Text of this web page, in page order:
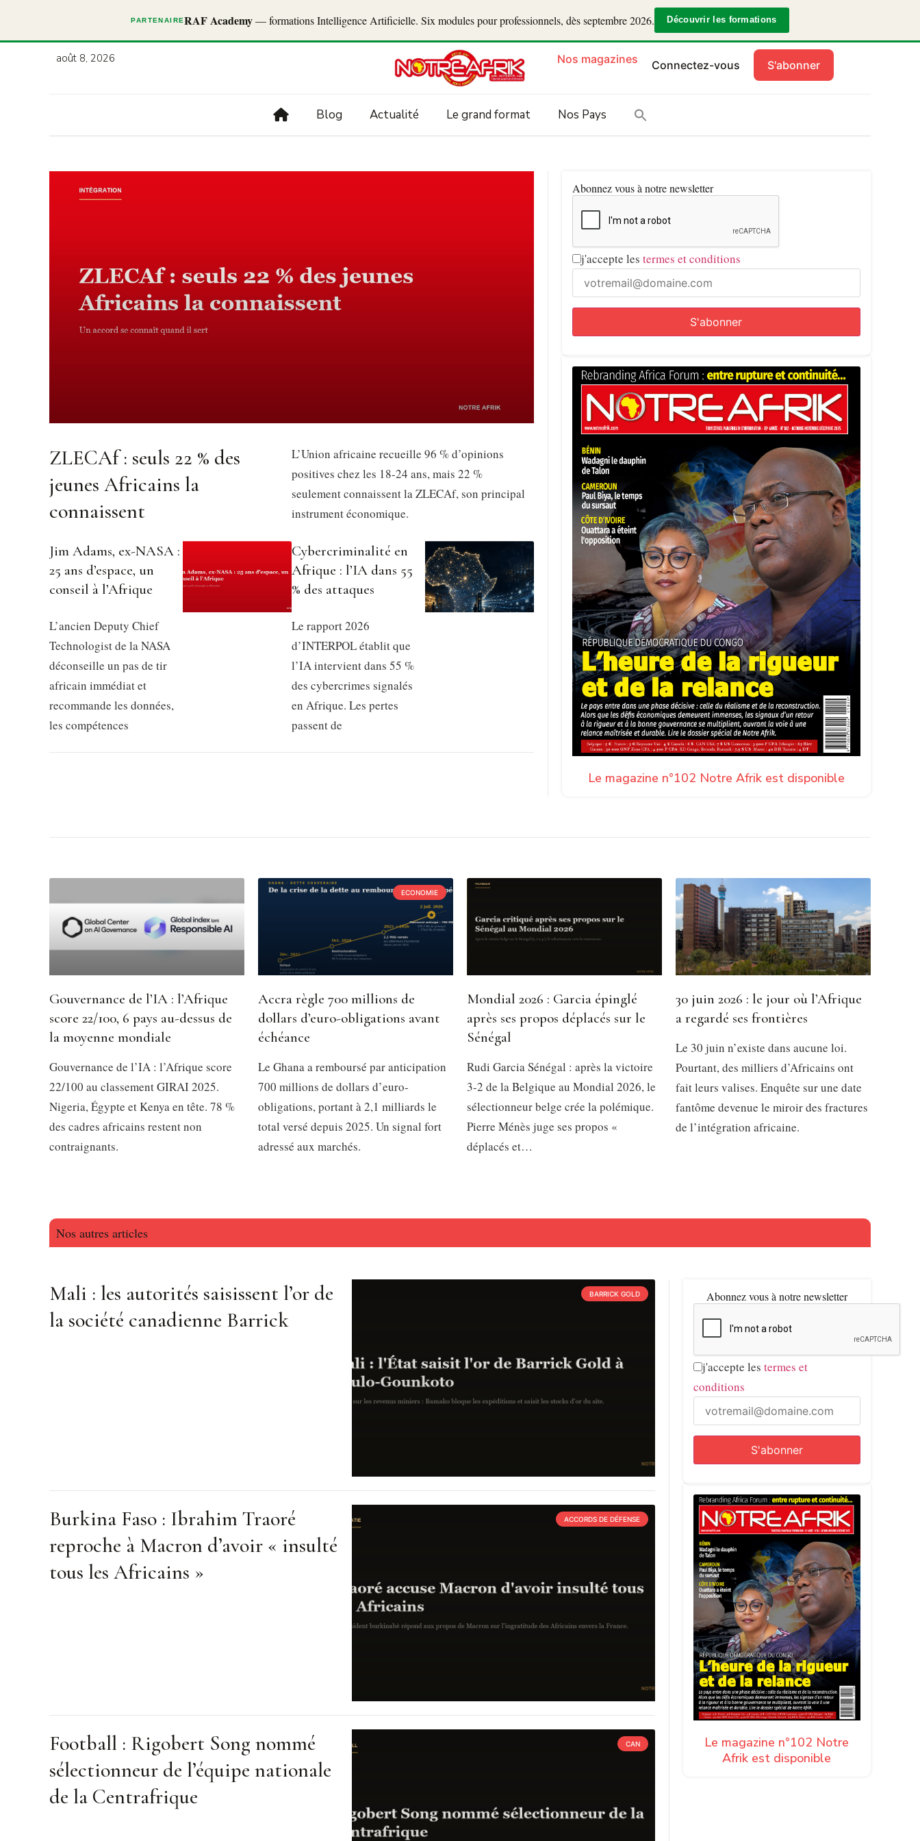
PARTENAIRERAF Academy— formations Intelligence Artificielle. Six modules pour professionnels, dès septembre 2026. Découvrir les formations
août 8, 2026 Nos magazines Connectez-vous S'abonner
Blog Actualité Le grand format Nos Pays
ZLECAf : seuls 22 % des
jeunes Africains la
connaissent
L’Union africaine recueille 96 % d’opinions
positives chez les 18-24 ans, mais 22 %
seulement connaissent la ZLECAf, son principal
instrument économique.
Jim Adams, ex-NASA :
25 ans d’espace, un
conseil à l’Afrique
L’ancien Deputy Chief
Technologist de la NASA
déconseille un pas de tir
africain immédiat et
recommande les données,
les compétences
Cybercriminalité en
Afrique : l’IA dans 55
% des attaques
Le rapport 2026
d’INTERPOL établit que
l’IA intervient dans 55 %
des cybercrimes signalés
en Afrique. Les pertes
passent de
Abonnez vous à notre newsletter
j'accepte les termes et conditions
Le magazine n°102 Notre Afrik est disponible
Gouvernance de l’IA : l’Afrique
score 22/100, 6 pays au-dessus de
la moyenne mondiale
Gouvernance de l’IA : l’Afrique score
22/100 au classement GIRAI 2025.
Nigeria, Égypte et Kenya en tête. 78 %
des cadres africains restent non
contraignants.
ECONOMIE
Accra règle 700 millions de
dollars d’euro-obligations avant
échéance
Le Ghana a remboursé par anticipation
700 millions de dollars d’euro-
obligations, portant à 2,1 milliards le
total versé depuis 2025. Un signal fort
adressé aux marchés.
Mondial 2026 : Garcia épinglé
après ses propos déplacés sur le
Sénégal
Rudi Garcia Sénégal : après la victoire
3-2 de la Belgique au Mondial 2026, le
sélectionneur belge crée la polémique.
Pierre Ménès juge ses propos «
déplacés et…
30 juin 2026 : le jour où l’Afrique
a regardé ses frontières
Le 30 juin n’existe dans aucune loi.
Pourtant, des milliers d’Africains ont
fait leurs valises. Enquête sur une date
fantôme devenue le miroir des fractures
de l’intégration africaine.
Nos autres articles
BARRICK GOLD
Mali : les autorités saisissent l’or de
la société canadienne Barrick
ACCORDS DE DÉFENSE
Burkina Faso : Ibrahim Traoré
reproche à Macron d’avoir « insulté
tous les Africains »
CAN
Football : Rigobert Song nommé
sélectionneur de l’équipe nationale
de la Centrafrique
Abonnez vous à notre newsletter
j'accepte les termes et
conditions
Le magazine n°102 Notre
Afrik est disponible